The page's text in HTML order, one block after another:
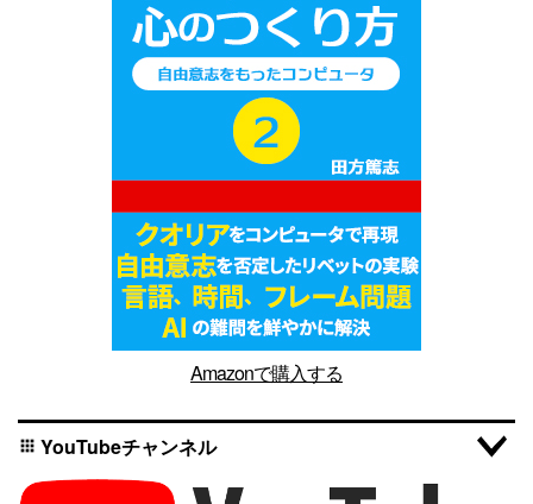
Amazonで購入する
apps YouTubeチャンネル